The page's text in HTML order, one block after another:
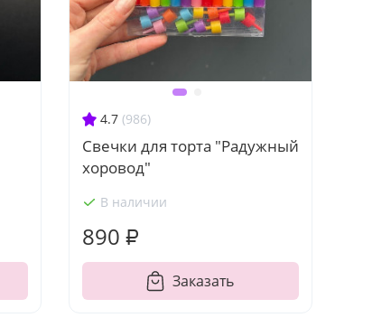
4.7 (986)
Свечки для торта "Радужный
хоровод"
В наличии
890 ₽
Заказать